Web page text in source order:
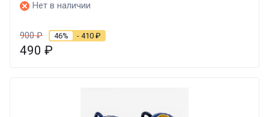
Нет в наличии
900₽ 46% - 410 ₽
490 ₽